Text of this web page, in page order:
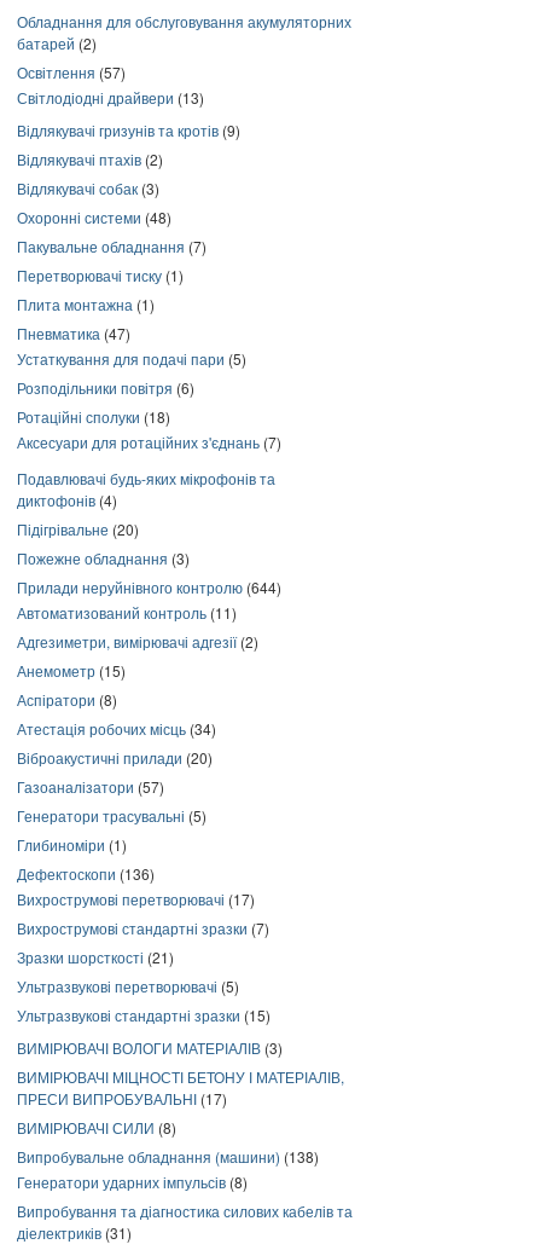
Обладнання для обслуговування акумуляторних
батарей (2)
Освітлення (57)
Світлодіодні драйвери (13)
Відлякувачі гризунів та кротів (9)
Відлякувачі птахів (2)
Відлякувачі собак (3)
Охоронні системи (48)
Пакувальне обладнання (7)
Перетворювачі тиску (1)
Плита монтажна (1)
Пневматика (47)
Устаткування для подачі пари (5)
Розподільники повітря (6)
Ротаційні сполуки (18)
Аксесуари для ротаційних з'єднань (7)
Подавлювачі будь-яких мікрофонів та
диктофонів (4)
Підігрівальне (20)
Пожежне обладнання (3)
Прилади неруйнівного контролю (644)
Автоматизований контроль (11)
Адгезиметри, вимірювачі адгезії(2)
Анемометр (15)
Аспіратори (8)
Атестація робочих місць (34)
Віброакустичні прилади (20)
Газоаналізатори (57)
Генератори трасувальні (5)
Глибиноміри (1)
Дефектоскопи (136)
Вихрострумові перетворювачі (17)
Вихрострумові стандартні зразки (7)
Зразки шорсткості (21)
Ультразвукові перетворювачі (5)
Ультразвукові стандартні зразки (15)
ВИМІРЮВАЧІ ВОЛОГИ МАТЕРІАЛІВ (3)
ВИМІРЮВАЧІ МІЦНОСТІ БЕТОНУ І МАТЕРІАЛІВ,
ПРЕСИ ВИПРОБУВАЛЬНІ (17)
ВИМІРЮВАЧІ СИЛИ (8)
Випробувальне обладнання (машини) (138)
Генератори ударних імпульсів (8)
Випробування та діагностика силових кабелів та
діелектриків (31)